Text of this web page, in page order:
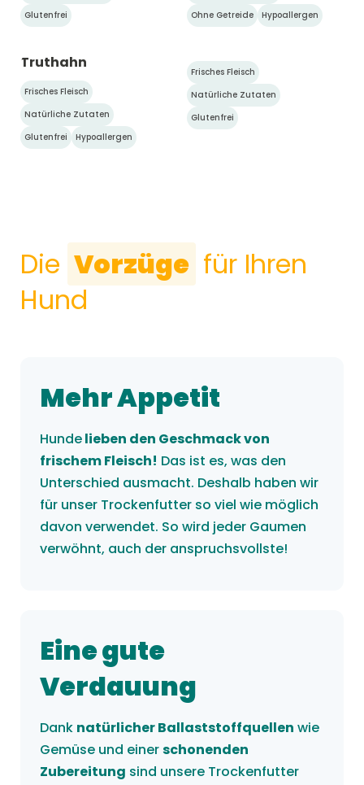
Glutenfrei
Ohne Getreide
Hypoallergen
Truthahn
Frisches Fleisch
Natürliche Zutaten
Glutenfrei
Hypoallergen
Frisches Fleisch
Natürliche Zutaten
Glutenfrei
Die Vorzüge für Ihren
Hund
Mehr Appetit
Hundelieben den Geschmack von
frischem Fleisch! Das ist es, was den
Unterschied ausmacht. Deshalb haben wir
für unser Trockenfutter so viel wie möglich
davon verwendet. So wird jeder Gaumen
verwöhnt, auch der anspruchsvollste!
Eine gute
Verdauung
Dank natürlicher Ballaststoffquellen wie
Gemüse und einerschonenden
Zubereitung sind unsere Trockenfutter